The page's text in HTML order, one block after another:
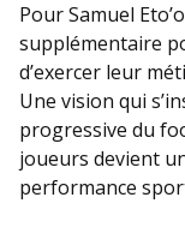
Pour Samuel
supplémentaire
d’exercer leur
Une vision qui
progressive du
joueurs devient
performance